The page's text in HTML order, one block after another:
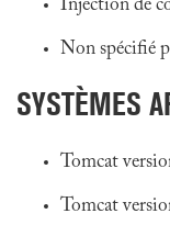
Injection de
Non spécifié
SYSTÈMES
Tomcat
Tomcat